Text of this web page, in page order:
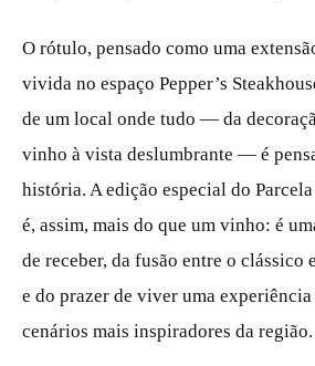
O rótulo, pensado como uma
vivida no espaço Pepper’s
de um local onde tudo — da
vinho à vista deslumbrante — é
história. A edição especial do
é, assim, mais do que um vinho: é
de receber, da fusão entre o clássico
e do prazer de viver uma
cenários mais inspiradores da região.